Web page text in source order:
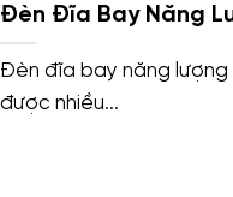
Đèn Đĩa Bay Năng
Đèn đĩa bay năng
được nhiều...